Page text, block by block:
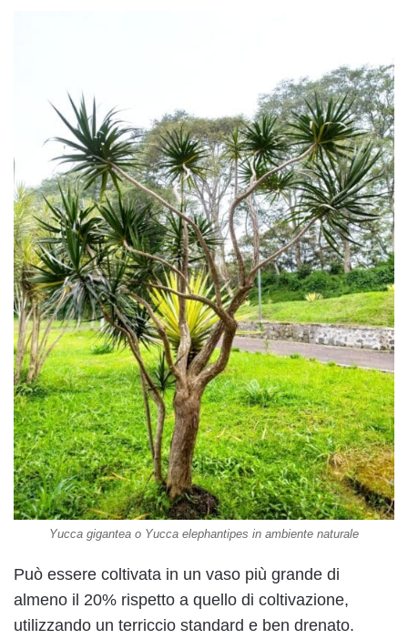
Yucca gigantea o Yucca elephantipes in ambiente naturale
Può essere coltivata in un vaso più grande di
almeno il 20% rispetto a quello di coltivazione,
utilizzando un terriccio standard e ben drenato.